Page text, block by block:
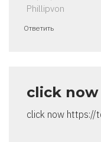
Phillipvon
Ответить
click
click now https://